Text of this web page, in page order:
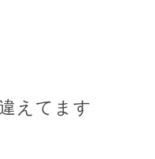
えてます